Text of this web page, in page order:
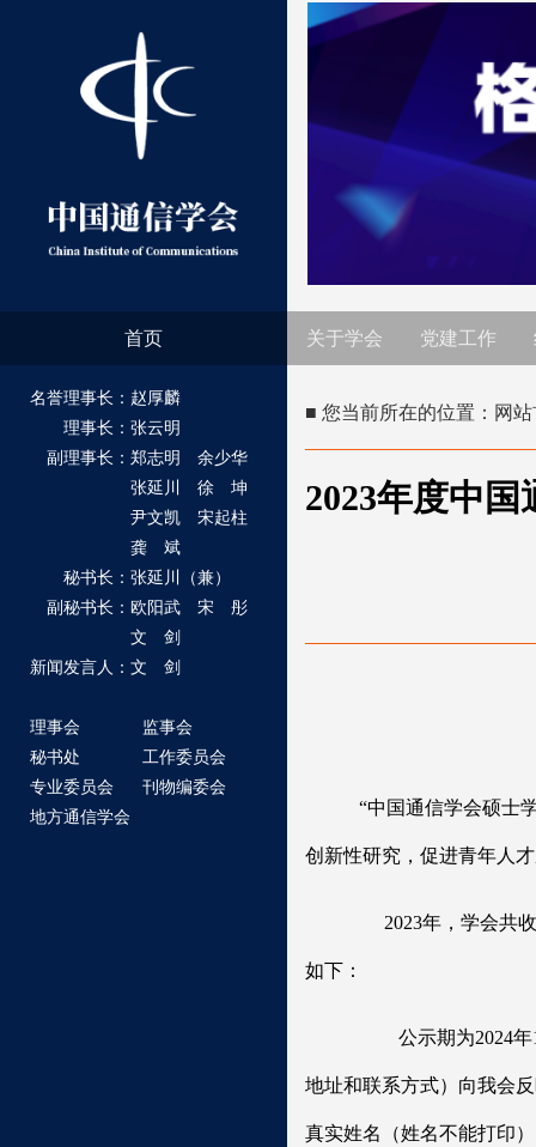
首页 关于学会 党建工作
名誉理事长：赵厚麟
理事长：张云明
副理事长：郑志明 余少华
张延川 徐 坤
尹文凯 宋起柱
龚 斌
秘书长：张延川（兼）
副秘书长：欧阳武 宋 彤
文 剑
新闻发言人：文 剑
理事会
监事会
秘书处
工作委员会
专业委员会
刊物编委会
地方通信学会
■ 您当前所在的位置： 网
2023年度中
“中国通信学会硕士
创新性研究，促进青年人
2023年，学会共收
如下：
公示期为2024
地址和联系方式）向我会
真实姓名（姓名不能打印